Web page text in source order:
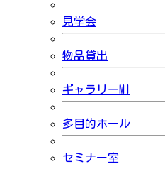
見学会
物品貸出
ギャラリーMI
多目的ホール
セミナー室